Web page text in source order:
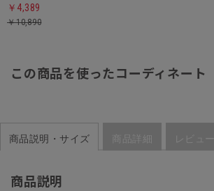
￥4,389
￥10,890
この商品を使ったコーディネート
商品説明・サイズ 商品詳細 レビュー
商品説明